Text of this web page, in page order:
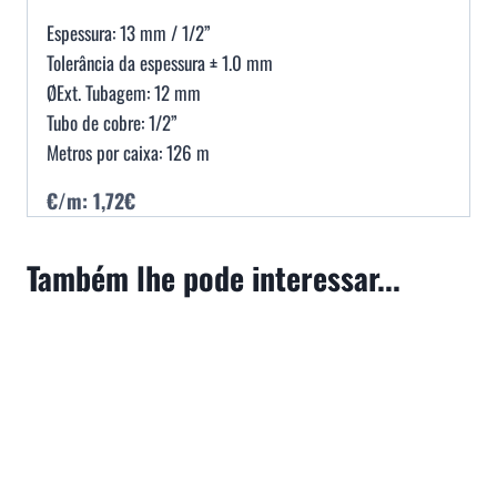
Espessura: 13 mm / 1/2”
Tolerância da espessura ± 1.0 mm
ØExt. Tubagem: 12 mm
Tubo de cobre: 1/2”
Metros por caixa: 126 m
€/m: 1,72€
Também lhe pode interessar...